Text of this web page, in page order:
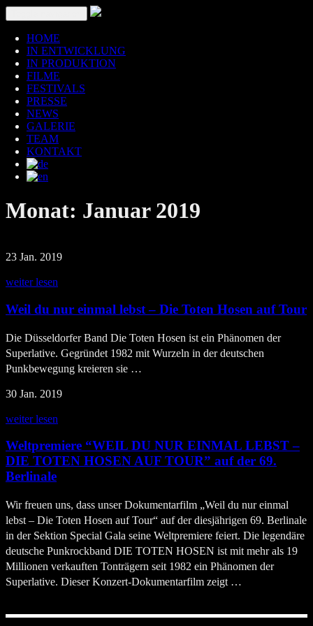
HOME
IN ENTWICKLUNG
IN PRODUKTION
FILME
FESTIVALS
PRESSE
NEWS
GALERIE
TEAM
KONTAKT
Monat: Januar 2019
23 Jan. 2019
weiter lesen
Weil du nur einmal lebst – Die Toten Hosen auf Tour
Die Düsseldorfer Band Die Toten Hosen ist ein Phänomen der
Superlative. Gegründet 1982 mit Wurzeln in der deutschen
Punkbewegung kreieren sie …
30 Jan. 2019
weiter lesen
Weltpremiere “WEIL DU NUR EINMAL LEBST –
DIE TOTEN HOSEN AUF TOUR” auf der 69.
Berlinale
Wir freuen uns, dass unser Dokumentarfilm „Weil du nur einmal
lebst – Die Toten Hosen auf Tour“ auf der diesjährigen 69. Berlinale
in der Sektion Special Gala seine Weltpremiere feiert. Die legendäre
deutsche Punkrockband DIE TOTEN HOSEN ist mit mehr als 19
Millionen verkauften Tonträgern seit 1982 ein Phänomen der
Superlative. Dieser Konzert-Dokumentarfilm zeigt …